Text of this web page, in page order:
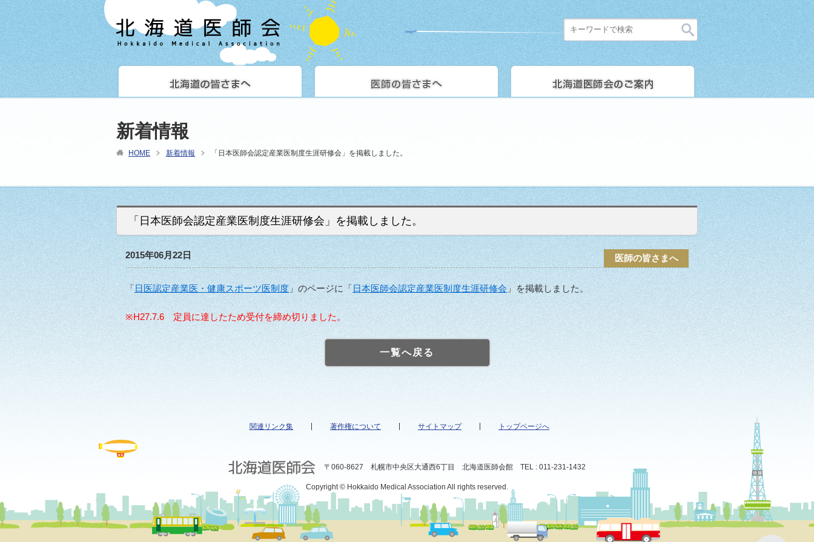
新着情報
HOME 新着情報 「日本医師会認定産業医制度生涯研修会」を掲載しました。
「日本医師会認定産業医制度生涯研修会」を掲載しました。
2015年06月22日 医師の皆さまへ
「日医認定産業医・健康スポーツ医制度 」のページに「日本医師会認定産業医制度生涯研修会」を掲載しました。
※H27.7.6 定員に達したため受付を締め切りました。
一覧へ戻る
関連リンク集 著作権について サイトマップ トップページへ
〒060-8627 札幌市中央区大通西6丁目 北海道医師会館 TEL : 011-231-1432
Copyright © Hokkaido Medical Association All rights reserved.